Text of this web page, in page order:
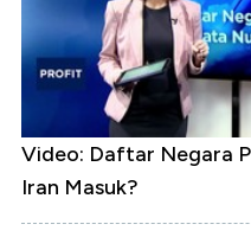
Video: Daftar Negara
Iran Masuk?